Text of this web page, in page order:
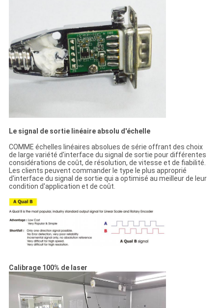
Le signal de sortie linéaire absolu d'échelle
COMME échelles linéaires absolues de série offrant des choix
de large variété d'interface du signal de sortie pour différentes
considérations de coût, de résolution, de vitesse et de fiabilité.
Les clients peuvent commander le type le plus approprié
d'interface du signal de sortie qui a optimisé au meilleur de leur
condition d'application et de coût.
Calibrage 100% de laser